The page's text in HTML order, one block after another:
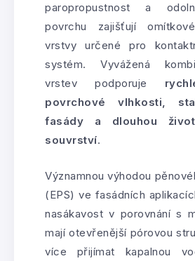
paropropustnost a
povrchu zajišťují
vrstvy určené pro
systém. Vyvážená
vrstev podporuje
povrchové vlhkosti,
fasády a dlouhou
souvrství.
Významnou výhodou
(EPS) ve fasádních
nasákavost v porovnání s
mají otevřenější pórovou
více přijímat kapalnou